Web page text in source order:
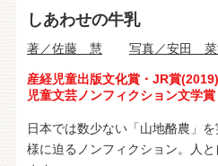
しあわせの牛乳
著／佐藤 慧 写真／安田 菜
産経児童出版文化賞・JR賞(2019)
児童文芸ノンフィクション文学賞
日本では数少ない「山地酪農」
様に迫るノンフィクション。人